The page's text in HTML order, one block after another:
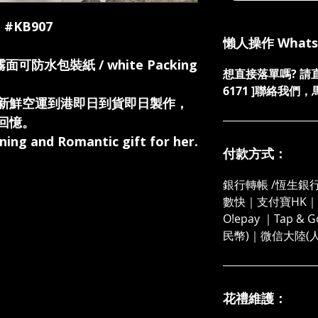
#KB907
面可防水包裝紙 / white Packing
鮮空運到港即日到貨即日製作，
。
and Romantic gift for her.
懶人操作
想直接落單嗎?
6171 ]聯絡我們，
付款方式：
銀行轉帳 /恆生銀
數快｜支付寶HK
O!epay ｜Tap &
民幣)｜微信大陸(
花禮維護：